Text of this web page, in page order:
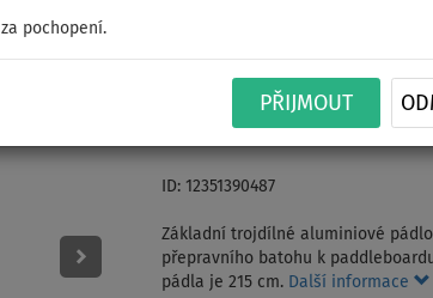
pochopení.
PŘIJMOUT
Pádlo F2 Alu 3D
paddleboard
ID: 12351390487
Základní trojdílné aluminiové
přepravního batohu k
pádla je 215 cm. Další informace